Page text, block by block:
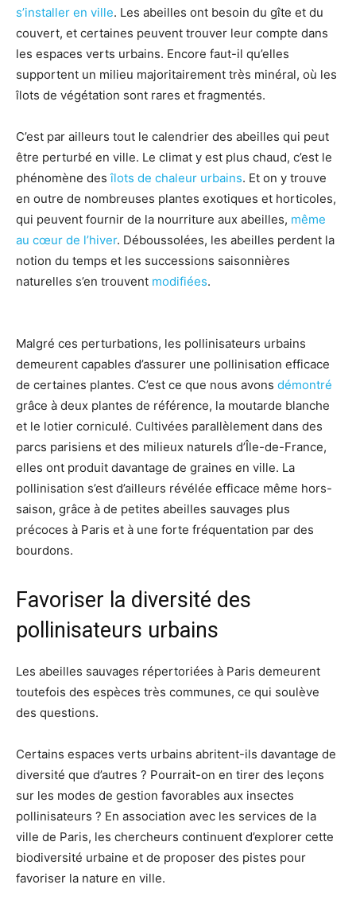
s’installer en ville. Les abeilles ont besoin du gîte et du
couvert, et certaines peuvent trouver leur compte dans
les espaces verts urbains. Encore faut-il qu’elles
supportent un milieu majoritairement très minéral, où les
îlots de végétation sont rares et fragmentés.
C’est par ailleurs tout le calendrier des abeilles qui peut
être perturbé en ville. Le climat y est plus chaud, c’est le
phénomène desîlots de chaleur urbains. Et on y trouve
en outre de nombreuses plantes exotiques et horticoles,
qui peuvent fournir de la nourriture aux abeilles, même
au cœur de l’hiver. Déboussolées, les abeilles perdent la
notion du temps et les successions saisonnières
naturelles s’en trouvent modifiées.
Malgré ces perturbations, les pollinisateurs urbains
demeurent capables d’assurer une pollinisation efficace
de certaines plantes. C’est ce que nous avons démontré
grâce à deux plantes de référence, la moutarde blanche
et le lotier corniculé. Cultivées parallèlement dans des
parcs parisiens et des milieux naturels d’Île-de-France,
elles ont produit davantage de graines en ville. La
pollinisation s’est d’ailleurs révélée efficace même hors-
saison, grâce à de petites abeilles sauvages plus
précoces à Paris et à une forte fréquentation par des
bourdons.
Favoriser la diversité des
pollinisateurs urbains
Les abeilles sauvages répertoriées à Paris demeurent
toutefois des espèces très communes, ce qui soulève
des questions.
Certains espaces verts urbains abritent-ils davantage de
diversité que d’autres ? Pourrait-on en tirer des leçons
sur les modes de gestion favorables aux insectes
pollinisateurs ? En association avec les services de la
ville de Paris, les chercheurs continuent d’explorer cette
biodiversité urbaine et de proposer des pistes pour
favoriser la nature en ville.